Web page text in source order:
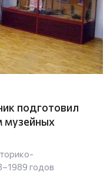
подготовил
музейных
годов